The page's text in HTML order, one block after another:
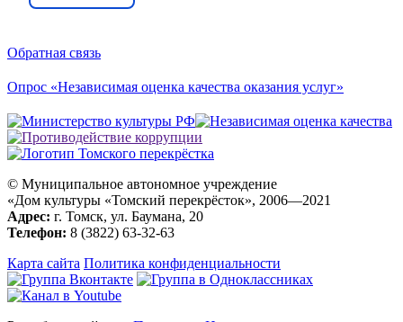
Обратная связь
Опрос «Независимая оценка качества оказания услуг»
© Муниципальное автономное учреждение
«Дом культуры «Томский перекрёсток», 2006—2021
Адрес: г. Томск, ул. Баумана, 20
Телефон: 8 (3822) 63-32-63
Карта сайта Политика конфиденциальности